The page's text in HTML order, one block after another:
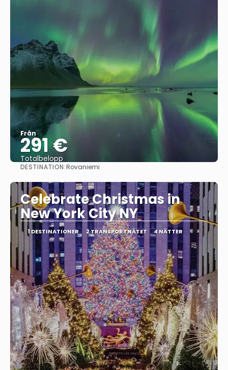
Från
291 €
Totalbelopp
DESTINATION:Rovaniemi
Celebrate Christmas in
New York City NY
1 DESTINATIONER 2 TRANSPORTNÄTET 4 NÄTTER